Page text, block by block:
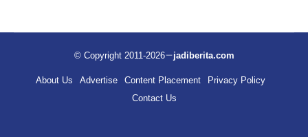
© Copyright 2011-2026 jadiberita.com
About Us Advertise Content Placement
Privacy Policy
Contact Us